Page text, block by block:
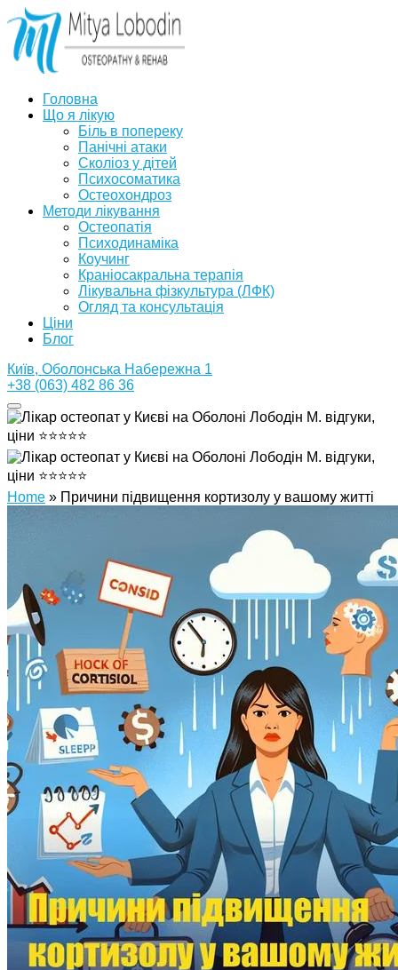
Головна
Що я лікую
Біль в попереку
Панічні атаки
Сколіоз у дітей
Психосоматика
Остеохондроз
Методи лікування
Остеопатія
Психодинаміка
Коучинг
Краніосакральна терапія
Лікувальна фізкультура (ЛФК)
Огляд та консультація
Ціни
Блог
Київ, Оболонська Набережна 1
+38 (063) 482 86 36
Home » Причини підвищення кортизолу у вашому житті